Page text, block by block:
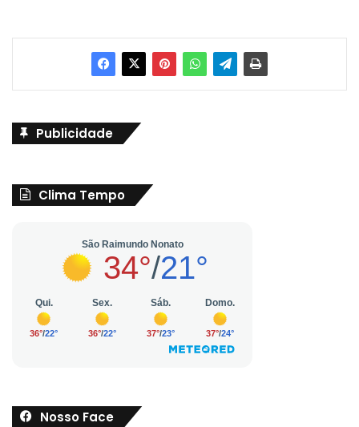
Publicidade
Clima Tempo
Nosso Face